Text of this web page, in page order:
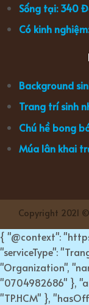
Sống tại: 340
Có kinh
Background
Trang trí sinh
Chú hề bong
Múa lân khai
Copyright 2021
{ "@context":
"serviceType":
"Organization",
"0704982686" },
"TP.HCM" },